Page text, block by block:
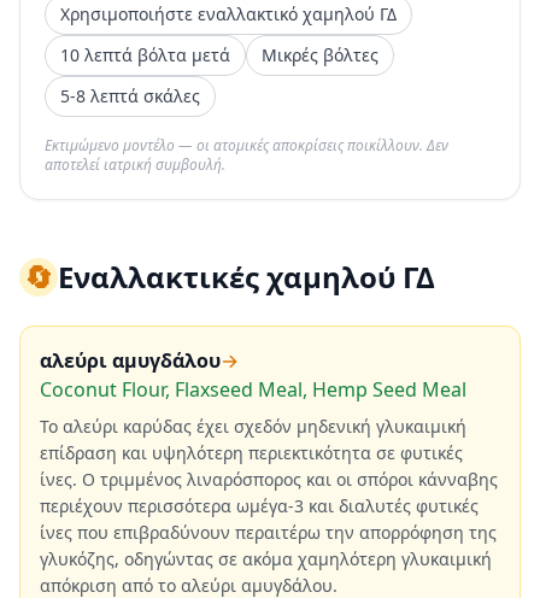
Χρησιμοποιήστε εναλλακτικό χαμηλού ΓΔ
10 λεπτά βόλτα μετά
Μικρές βόλτες
5-8 λεπτά σκάλες
Εκτιμώμενο μοντέλο — οι ατομικές αποκρίσεις ποικίλλουν. Δεν
αποτελεί ιατρική συμβουλή.
🔄Εναλλακτικές χαμηλού ΓΔ
αλεύρι αμυγδάλου→
Coconut Flour, Flaxseed Meal, Hemp Seed Meal
Το αλεύρι καρύδας έχει σχεδόν μηδενική γλυκαιμική
επίδραση και υψηλότερη περιεκτικότητα σε φυτικές
ίνες. Ο τριμμένος λιναρόσπορος και οι σπόροι κάνναβης
περιέχουν περισσότερα ωμέγα-3 και διαλυτές φυτικές
ίνες που επιβραδύνουν περαιτέρω την απορρόφηση της
γλυκόζης, οδηγώντας σε ακόμα χαμηλότερη γλυκαιμική
απόκριση από το αλεύρι αμυγδάλου.